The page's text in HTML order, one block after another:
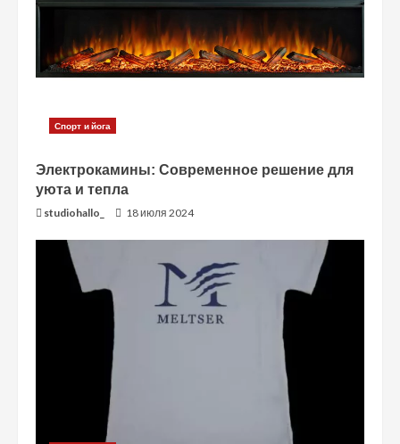
е
н
е Спорт и йога
Электрокамины: Современное решение для
уюта и тепла
studiohallo_ 18 июля 2024